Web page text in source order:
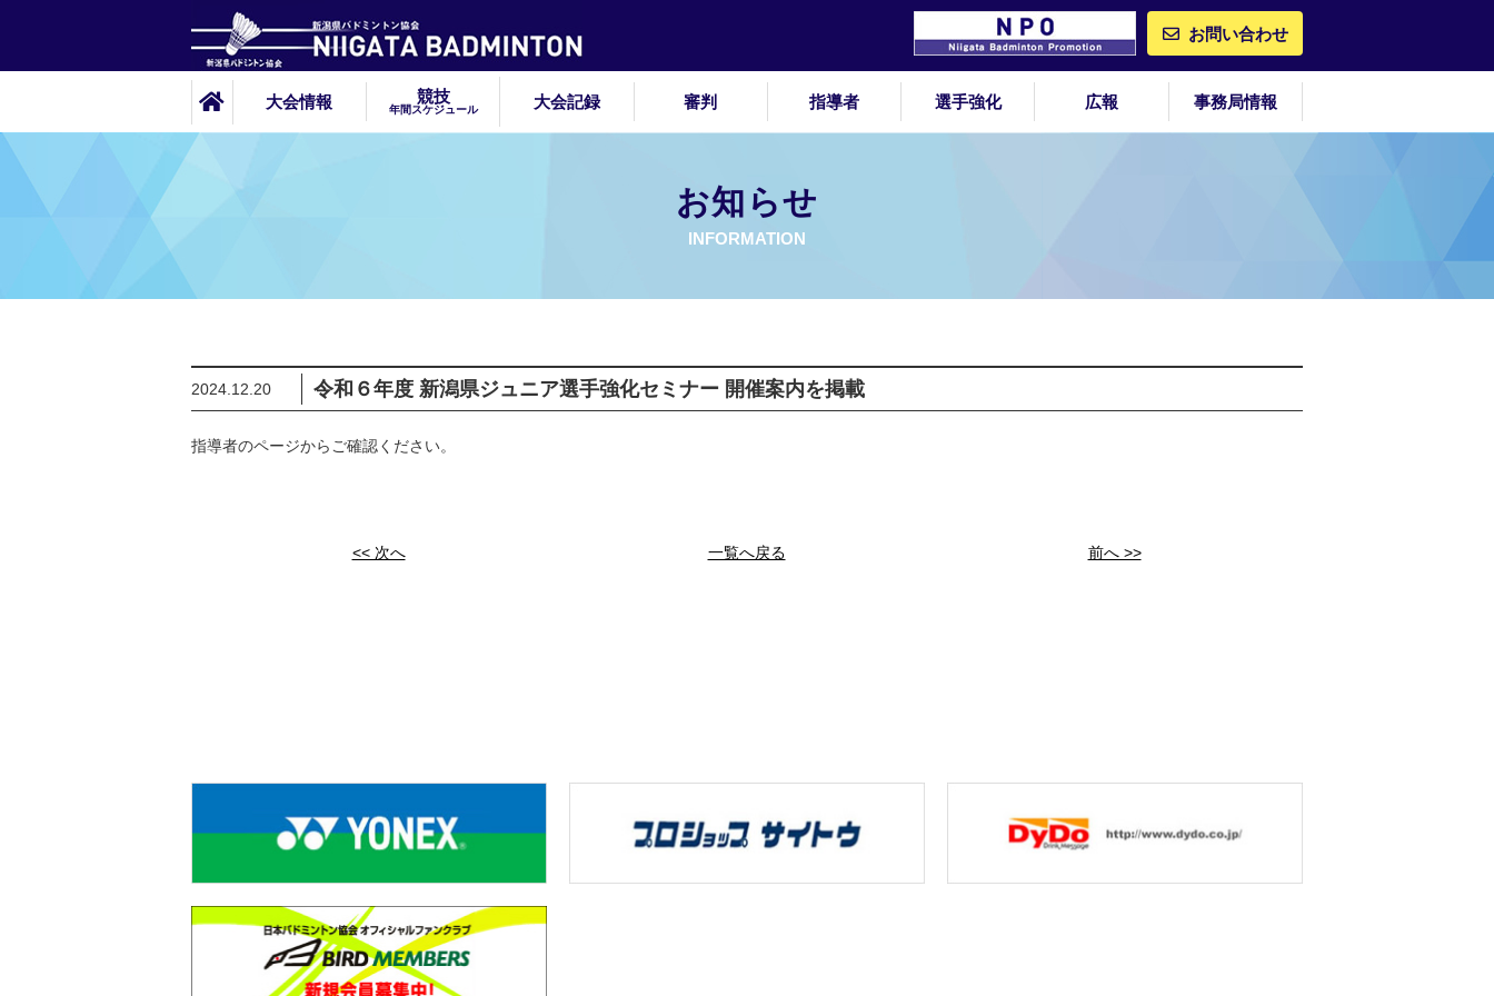
お問い合わせ
大会情報 競技
年間スケジュール 大会記録 審判 指導者 選手強化 広報 事務局情報
お知らせ
INFORMATION
2024.12.20 令和６年度 新潟県ジュニア選手強化セミナー 開催案内を掲載
指導者のページからご確認ください。
<< 次へ 一覧へ戻る 前へ >>